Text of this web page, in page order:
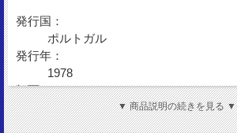
発行国：
ポルトガル
発行年：
1978
額面：
2.5エスクード
金性：
▼ 商品説明の続きを見る ▼